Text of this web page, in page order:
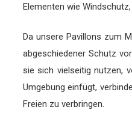
Elementen wie
Da unsere Pavillons zum
abgeschiedener Schutz
sie sich vielseitig nutzen,
Umgebung einfügt,
Freien zu verbringen.